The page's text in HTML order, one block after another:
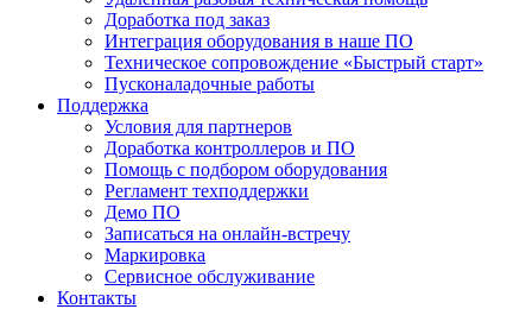
Доработка под заказ
Интеграция оборудования в наше ПО
Техническое сопровождение «Быстрый старт»
Пусконаладочные работы
Поддержка
Условия для партнеров
Доработка контроллеров и ПО
Помощь с подбором оборудования
Регламент техподдержки
Демо ПО
Записаться на онлайн-встречу
Маркировка
Сервисное обслуживание
Контакты